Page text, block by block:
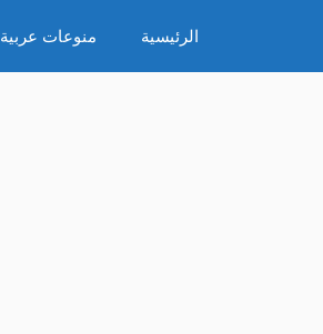
المحتوى
الرئيسية منوعات عربية